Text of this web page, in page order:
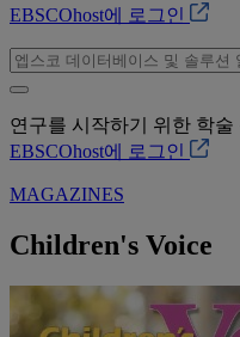
EBSCOhost에 로그인
연구를 시작하기 위한 학
EBSCOhost에 로그인
MAGAZINES
Children's Voice